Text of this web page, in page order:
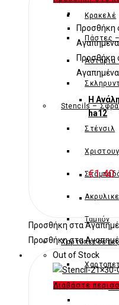
Κρακελέ
Πάστες
Αστάρια
Stencils –
Στένσιλ
Ταμπόν
Προσθήκη
Αγαπημένα
Προσθήκη
Αγαπημένα
Η
ha12
€1.40
Προσθήκη στα
Προσθήκη στα
Out of Stock
Διαβάστε